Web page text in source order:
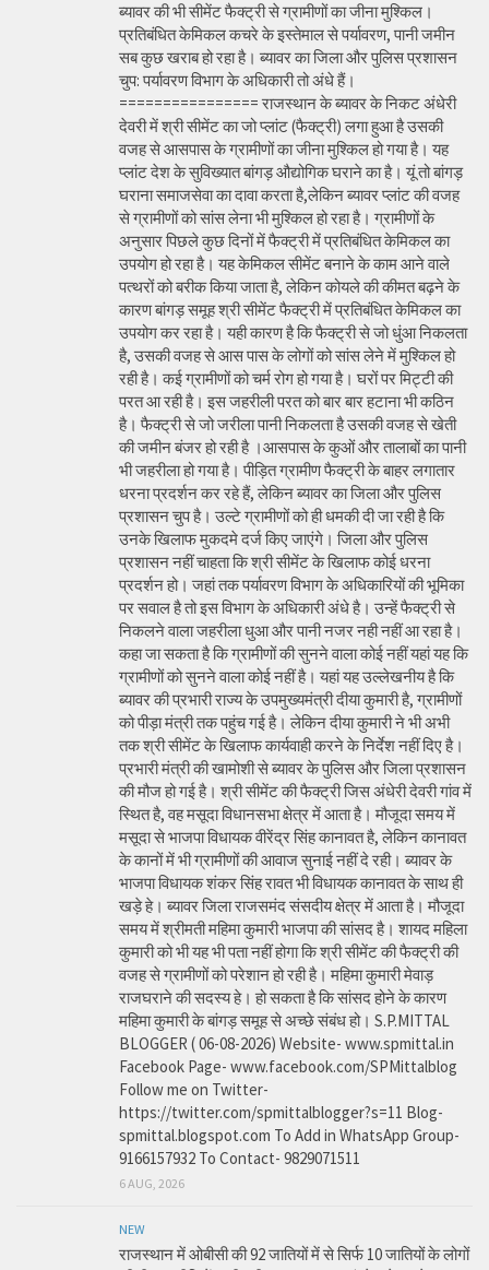
ब्यावर की भी सीमेंट फैक्ट्री से ग्रामीणों का जीना मुश्किल।
प्रतिबंधित केमिकल कचरे के इस्तेमाल से पर्यावरण, पानी जमीन
सब कुछ खराब हो रहा है। ब्यावर का जिला और पुलिस प्रशासन
चुप: पर्यावरण विभाग के अधिकारी तो अंधे हैं।
================ राजस्थान के ब्यावर के निकट अंधेरी
देवरी में श्री सीमेंट का जो प्लांट (फैक्ट्री) लगा हुआ है उसकी
वजह से आसपास के ग्रामीणों का जीना मुश्किल हो गया है। यह
प्लांट देश के सुविख्यात बांगड़ औद्योगिक घराने का है। यूं तो बांगड़
घराना समाजसेवा का दावा करता है,लेकिन ब्यावर प्लांट की वजह
से ग्रामीणों को सांस लेना भी मुश्किल हो रहा है। ग्रामीणों के
अनुसार पिछले कुछ दिनों में फैक्ट्री में प्रतिबंधित केमिकल का
उपयोग हो रहा है। यह केमिकल सीमेंट बनाने के काम आने वाले
पत्थरों को बरीक किया जाता है, लेकिन कोयले की कीमत बढ़ने के
कारण बांगड़ समूह श्री सीमेंट फैक्ट्री में प्रतिबंधित केमिकल का
उपयोग कर रहा है। यही कारण है कि फैक्ट्री से जो धुंआ निकलता
है, उसकी वजह से आस पास के लोगों को सांस लेने में मुश्किल हो
रही है। कई ग्रामीणों को चर्म रोग हो गया है। घरों पर मिट्टी की
परत आ रही है। इस जहरीली परत को बार बार हटाना भी कठिन
है। फैक्ट्री से जो जरीला पानी निकलता है उसकी वजह से खेती
की जमीन बंजर हो रही है ।आसपास के कुओं और तालाबों का पानी
भी जहरीला हो गया है। पीड़ित ग्रामीण फैक्ट्री के बाहर लगातार
धरना प्रदर्शन कर रहे हैं, लेकिन ब्यावर का जिला और पुलिस
प्रशासन चुप है। उल्टे ग्रामीणों को ही धमकी दी जा रही है कि
उनके खिलाफ मुकदमे दर्ज किए जाएंगे। जिला और पुलिस
प्रशासन नहीं चाहता कि श्री सीमेंट के खिलाफ कोई धरना
प्रदर्शन हो। जहां तक पर्यावरण विभाग के अधिकारियों की भूमिका
पर सवाल है तो इस विभाग के अधिकारी अंधे है। उन्हें फैक्ट्री से
निकलने वाला जहरीला धुआ और पानी नजर नही नहीं आ रहा है।
कहा जा सकता है कि ग्रामीणों की सुनने वाला कोई नहीं यहां यह कि
ग्रामीणों को सुनने वाला कोई नहीं है। यहां यह उल्लेखनीय है कि
ब्यावर की प्रभारी राज्य के उपमुख्यमंत्री दीया कुमारी है, ग्रामीणों
को पीड़ा मंत्री तक पहुंच गई है। लेकिन दीया कुमारी ने भी अभी
तक श्री सीमेंट के खिलाफ कार्यवाही करने के निर्देश नहीं दिए है।
प्रभारी मंत्री की खामोशी से ब्यावर के पुलिस और जिला प्रशासन
की मौज हो गई है। श्री सीमेंट की फैक्ट्री जिस अंधेरी देवरी गांव में
स्थित है, वह मसूदा विधानसभा क्षेत्र में आता है। मौजूदा समय में
मसूदा से भाजपा विधायक वीरेंद्र सिंह कानावत है, लेकिन कानावत
के कानों में भी ग्रामीणों की आवाज सुनाई नहीं दे रही। ब्यावर के
भाजपा विधायक शंकर सिंह रावत भी विधायक कानावत के साथ ही
खड़े हे। ब्यावर जिला राजसमंद संसदीय क्षेत्र में आता है। मौजूदा
समय में श्रीमती महिमा कुमारी भाजपा की सांसद है। शायद महिला
कुमारी को भी यह भी पता नहीं होगा कि श्री सीमेंट की फैक्ट्री की
वजह से ग्रामीणों को परेशान हो रही है। महिमा कुमारी मेवाड़
राजघराने की सदस्य हे। हो सकता है कि सांसद होने के कारण
महिमा कुमारी के बांगड़ समूह से अच्छे संबंध हो। S.P.MITTAL
BLOGGER ( 06-08-2026) Website- www.spmittal.in
Facebook Page- www.facebook.com/SPMittalblog
Follow me on Twitter-
https://twitter.com/spmittalblogger?s=11 Blog-
spmittal.blogspot.com To Add in WhatsApp Group-
9166157932 To Contact- 9829071511
6 AUG, 2026
NEW
राजस्थान में ओबीसी की 92 जातियों में से सिर्फ 10 जातियों के लोगों